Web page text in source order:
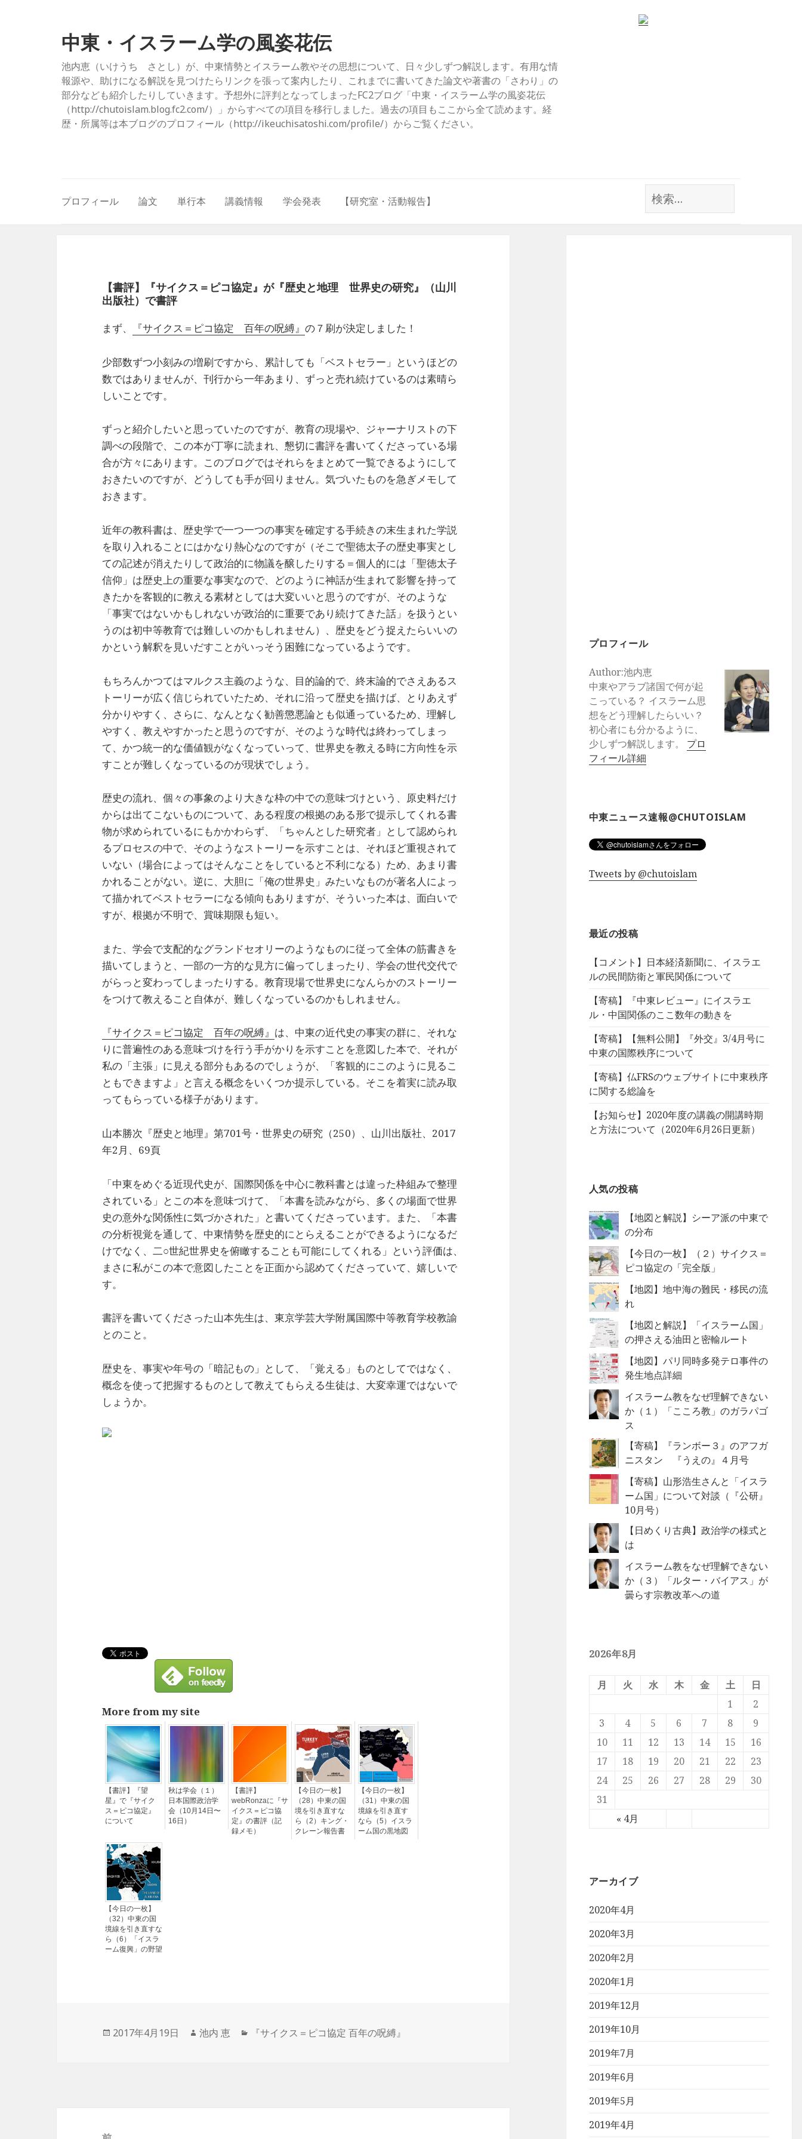
中東・イスラーム学の風姿花伝
池内恵（いけうち さとし）が、中東情勢とイスラーム教やその思想について、日々少しずつ解説します。有用な情
報源や、助けになる解説を見つけたらリンクを張って案内したり、これまでに書いてきた論文や著書の「さわり」の
部分なども紹介したりしていきます。予想外に評判となってしまったFC2ブログ「中東・イスラーム学の風姿花伝
（http://chutoislam.blog.fc2.com/）」からすべての項目を移行しました。過去の項目もここから全て読めます。経
歴・所属等は本ブログのプロフィール（http://ikeuchisatoshi.com/profile/）からご覧ください。
検
索:
プロフィール 論文 単行本 講義情報 学会発表 【研究室・活動報告】
プロフィール
Author:池内恵
中東やアラブ諸国で何が起
こっている？ イスラーム思
想をどう理解したらいい？
初心者にも分かるように、
少しずつ解説します。 プロ
フィール詳細
中東ニュース速報@CHUTOISLAM
Tweets by @chutoislam
最近の投稿
【コメント】日本経済新聞に、イスラエ
ルの民間防衛と軍民関係について
【寄稿】『中東レビュー』にイスラエ
ル・中国関係のここ数年の動きを
【寄稿】【無料公開】『外交』3/4月号に
中東の国際秩序について
【寄稿】仏FRSのウェブサイトに中東秩序
に関する総論を
【お知らせ】2020年度の講義の開講時期
と方法について（2020年6月26日更新）
人気の投稿
【地図と解説】シーア派の中東で
の分布
【今日の一枚】（２）サイクス＝
ピコ協定の「完全版」
【地図】地中海の難民・移民の流
れ
【地図と解説】「イスラーム国」
の押さえる油田と密輸ルート
【地図】パリ同時多発テロ事件の
発生地点詳細
イスラーム教をなぜ理解できない
か（１）「こころ教」のガラパゴ
ス
【寄稿】『ランボー３』のアフガ
ニスタン 『うえの』４月号
【寄稿】山形浩生さんと「イスラ
ーム国」について対談（『公研』
10月号）
【日めくり古典】政治学の様式と
は
イスラーム教をなぜ理解できない
か（３）「ルター・バイアス」が
曇らす宗教改革への道
2026年8月
月 火 水 木 金 土 日
« 4月
1
2
3
4 5 6 7 8
9
10
11 12 13 14 15
16
17
18 19 20 21 22
23
24
25 26 27 28 29
30
31
アーカイブ
2020年4月
2020年3月
2020年2月
2020年1月
2019年12月
2019年10月
2019年7月
2019年6月
2019年5月
2019年4月
【書評】『サイクス＝ピコ協定』が『歴史と地理 世界史の研究』（山川
出版社）で書評
まず、 『サイクス＝ピコ協定 百年の呪縛』 の７刷が決定しました！
少部数ずつ小刻みの増刷ですから、累計しても「ベストセラー」というほどの
数ではありませんが、刊行から一年あまり、ずっと売れ続けているのは素晴ら
しいことです。
ずっと紹介したいと思っていたのですが、教育の現場や、ジャーナリストの下
調べの段階で、この本が丁寧に読まれ、懇切に書評を書いてくださっている場
合が方々にあります。このブログではそれらをまとめて一覧できるようにして
おきたいのですが、どうしても手が回りません。気づいたものを急ぎメモして
おきます。
近年の教科書は、歴史学で一つ一つの事実を確定する手続きの末生まれた学説
を取り入れることにはかなり熱心なのですが（そこで聖徳太子の歴史事実とし
ての記述が消えたりして政治的に物議を醸したりする＝個人的には「聖徳太子
信仰」は歴史上の重要な事実なので、どのように神話が生まれて影響を持って
きたかを客観的に教える素材としては大変いいと思うのですが、そのような
「事実ではないかもしれないが政治的に重要であり続けてきた話」を扱うとい
うのは初中等教育では難しいのかもしれません）、歴史をどう捉えたらいいの
かという解釈を見いだすことがいっそう困難になっているようです。
もちろんかつてはマルクス主義のような、目的論的で、終末論的でさえあるス
トーリーが広く信じられていたため、それに沿って歴史を描けば、とりあえず
分かりやすく、さらに、なんとなく勧善懲悪論とも似通っているため、理解し
やすく、教えやすかったと思うのですが、そのような時代は終わってしまっ
て、かつ統一的な価値観がなくなっていって、世界史を教える時に方向性を示
すことが難しくなっているのが現状でしょう。
歴史の流れ、個々の事象のより大きな枠の中での意味づけという、原史料だけ
からは出てこないものについて、ある程度の根拠のある形で提示してくれる書
物が求められているにもかかわらず、「ちゃんとした研究者」として認められ
るプロセスの中で、そのようなストーリーを示すことは、それほど重視されて
いない（場合によってはそんなことをしていると不利になる）ため、あまり書
かれることがない。逆に、大胆に「俺の世界史」みたいなものが著名人によっ
て描かれてベストセラーになる傾向もありますが、そういった本は、面白いで
すが、根拠が不明で、賞味期限も短い。
また、学会で支配的なグランドセオリーのようなものに従って全体の筋書きを
描いてしまうと、一部の一方的な見方に偏ってしまったり、学会の世代交代で
がらっと変わってしまったりする。教育現場で世界史になんらかのストーリー
をつけて教えること自体が、難しくなっているのかもしれません。
『サイクス＝ピコ協定 百年の呪縛』 は、中東の近代史の事実の群に、それな
りに普遍性のある意味づけを行う手がかりを示すことを意図した本で、それが
私の「主張」に見える部分もあるのでしょうが、「客観的にこのように見るこ
ともできますよ」と言える概念をいくつか提示している。そこを着実に読み取
ってもらっている様子があります。
山本勝次『歴史と地理』第701号・世界史の研究（250）、山川出版社、2017
年2月、69頁
「中東をめぐる近現代史が、国際関係を中心に教科書とは違った枠組みで整理
されている」とこの本を意味づけて、「本書を読みながら、多くの場面で世界
史の意外な関係性に気づかされた」と書いてくださっています。また、「本書
の分析視覚を通して、中東情勢を歴史的にとらえることができるようになるだ
けでなく、二○世紀世界史を俯瞰することも可能にしてくれる」という評価は、
まさに私がこの本で意図したことを正面から認めてくださっていて、嬉しいで
す。
書評を書いてくださった山本先生は、東京学芸大学附属国際中等教育学校教諭
とのこと。
歴史を、事実や年号の「暗記もの」として、「覚える」ものとしてではなく、
概念を使って把握するものとして教えてもらえる生徒は、大変幸運ではないで
しょうか。
More from my site
【書評】『望
星』で『サイク
ス＝ピコ協定』
について
秋は学会（１）
日本国際政治学
会（10月14日〜
16日）
【書評】
webRonzaに『サ
イクス＝ピコ協
定』の書評（記
録メモ）
【今日の一枚】
（28）中東の国
境を引き直すな
ら（2）キング・
クレーン報告書
【今日の一枚】
（31）中東の国
境線を引き直す
なら（5）イスラ
ーム国の黒地図
【今日の一枚】
（32）中東の国
境線を引き直すな
ら（6）「イスラ
ーム復興」の野望
投
2017年4月19日
作
池内 恵
カ
『サイクス＝ピコ協定 百年の呪縛』